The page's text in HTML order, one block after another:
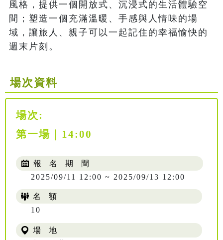
風格，提供一個開放式、沉浸式的生活體驗空
間；塑造一個充滿溫暖、手感與人情味的場
域，讓旅人、親子可以一起記住的幸福愉快的
週末片刻。
場次資料
場次:
第一場｜14:00
報 名 期 間
2025/09/11 12:00 ~ 2025/09/13 12:00
名 額
10
場 地